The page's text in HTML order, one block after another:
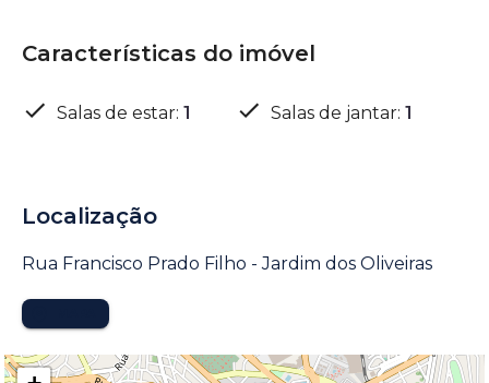
Características do imóvel
Salas de estar: 1 Salas de jantar: 1
Localização
Rua Francisco Prado Filho - Jardim dos Oliveiras